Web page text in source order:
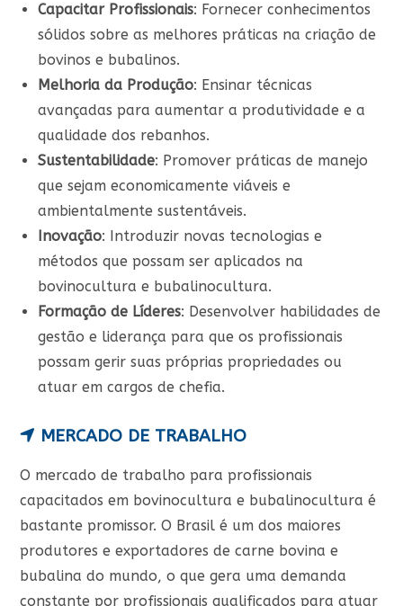
Capacitar Profissionais: Fornecer conhecimentos
sólidos sobre as melhores práticas na criação de
bovinos e bubalinos.
Melhoria da Produção: Ensinar técnicas
avançadas para aumentar a produtividade e a
qualidade dos rebanhos.
Sustentabilidade: Promover práticas de manejo
que sejam economicamente viáveis e
ambientalmente sustentáveis.
Inovação: Introduzir novas tecnologias e
métodos que possam ser aplicados na
bovinocultura e bubalinocultura.
Formação de Líderes: Desenvolver habilidades de
gestão e liderança para que os profissionais
possam gerir suas próprias propriedades ou
atuar em cargos de chefia.
MERCADO DE TRABALHO
O mercado de trabalho para profissionais
capacitados em bovinocultura e bubalinocultura é
bastante promissor. O Brasil é um dos maiores
produtores e exportadores de carne bovina e
bubalina do mundo, o que gera uma demanda
constante por profissionais qualificados para atuar